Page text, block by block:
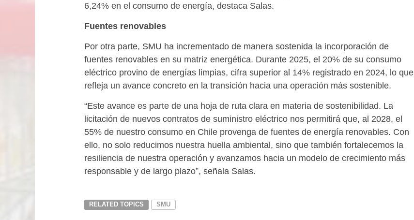
6,24% en el consumo de energía, destaca Salas.
Fuentes renovables
Por otra parte, SMU ha incrementado de manera sostenida la incorporación de
fuentes renovables en su matriz energética. Durante 2025, el 20% de su consumo
eléctrico provino de energías limpias, cifra superior al 14% registrado en 2024, lo que
refleja un avance concreto en la transición hacia una operación más sostenible.
“Este avance es parte de una hoja de ruta clara en materia de sostenibilidad. La
licitación de nuevos contratos de suministro eléctrico nos permitirá que, al 2028, el
55% de nuestro consumo en Chile provenga de fuentes de energía renovables. Con
ello, no solo reducimos nuestra huella ambiental, sino que también fortalecemos la
resiliencia de nuestra operación y avanzamos hacia un modelo de crecimiento más
responsable y de largo plazo”, señala Salas.
RELATED TOPICS SMU